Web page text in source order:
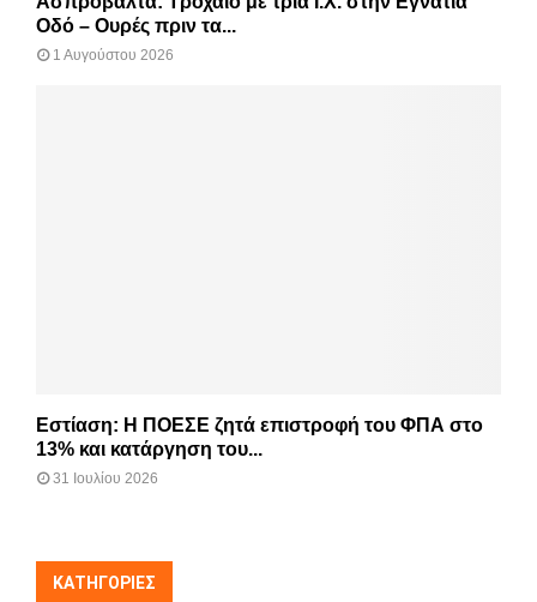
Οδό – Ουρές πριν τα...
1 Αυγούστου 2026
Εστίαση: Η ΠΟΕΣΕ ζητά επιστροφή του ΦΠΑ στο
13% και κατάργηση του...
31 Ιουλίου 2026
KΑΤΗΓΟΡΊΕΣ